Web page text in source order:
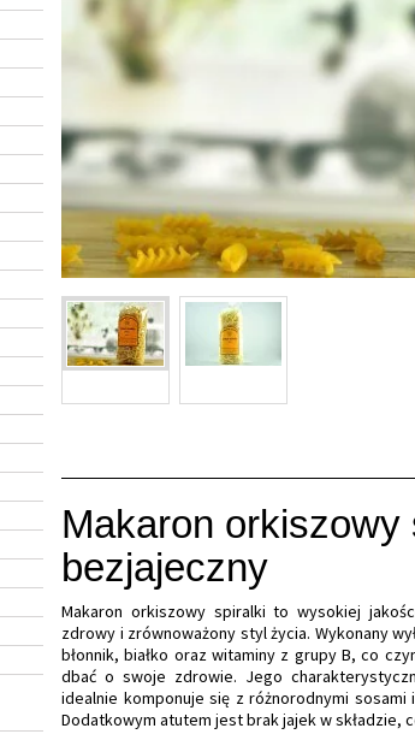
Makaron
bezjajeczny
Makaron orkiszowy spiralki to wysokiej
zdrowy i zrównoważony styl życia. Wykonany
błonnik, białko oraz witaminy z grupy B, co
dbać o swoje zdrowie. Jego
idealnie komponuje się z różnorodnymi
Dodatkowym atutem jest brak jajek w składzie,